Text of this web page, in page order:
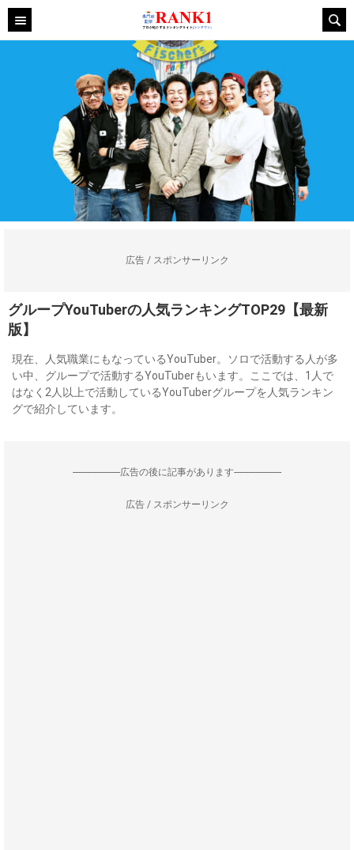
広告 / スポンサーリンク
グループYouTuberの人気ランキングTOP29【最新
版】
現在、人気職業にもなっているYouTuber。ソロで活動する人が多
い中、グループで活動するYouTuberもいます。ここでは、1人で
はなく2人以上で活動しているYouTuberグループを人気ランキン
グで紹介しています。
--------------------広告の後に記事があります--------------------
広告 / スポンサーリンク